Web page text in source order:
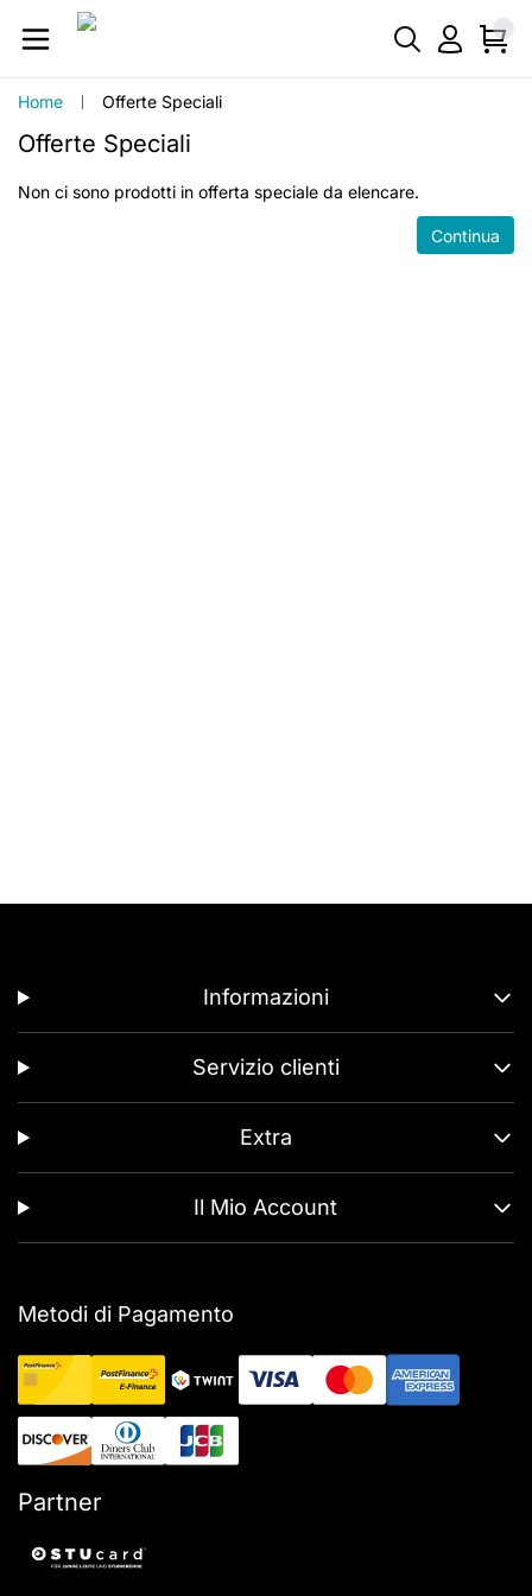
Home Offerte Speciali
Offerte Speciali
Non ci sono prodotti in offerta speciale da elencare.
Continua
Informazioni
Servizio clienti
Extra
Il Mio Account
Metodi di Pagamento
Partner